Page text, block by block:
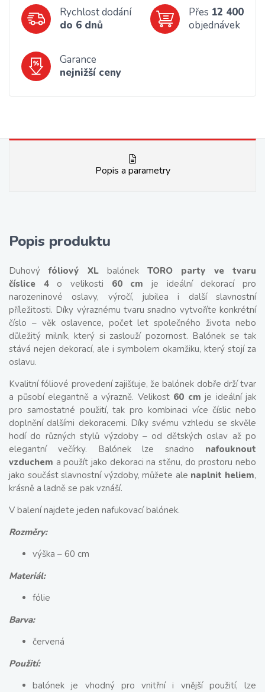
Rychlost dodání
do 6 dnů
Přes 12 400
objednávek
Garance
nejnižší ceny
Popis a parametry
Popis produktu
Duhovýfóliový XL balónek
TORO party ve tvaru
číslice 4 o velikosti 60 cm
je ideální dekorací pro
narozeninové oslavy, výročí, jubilea i další slavnostní
příležitosti. Díky výraznému tvaru snadno vytvoříte konkrétní
číslo – věk oslavence, počet let společného života nebo
důležitý milník, který si zaslouží pozornost. Balónek se tak
stává nejen dekorací, ale i symbolem okamžiku, který stojí za
oslavu.
Kvalitní fóliové provedení zajišťuje, že balónek dobře drží tvar
a působí elegantně a výrazně. Velikost 60 cm je ideální jak
pro samostatné použití, tak pro kombinaci více číslic nebo
doplnění dalšími dekoracemi. Díky svému vzhledu se skvěle
hodí do různých stylů výzdoby – od dětských oslav až po
elegantní večírky. Balónek lze snadno
nafouknout
vzduchem a použít jako dekoraci na stěnu, do prostoru nebo
jako součást slavnostní výzdoby, můžete ale naplnit heliem,
krásně a ladně se pak vznáší.
V balení najdete jeden nafukovací balónek.
Rozměry:
výška – 60 cm
Materiál:
fólie
Barva:
červená
Použití:
balónek je vhodný pro vnitřní i vnější použití, lze